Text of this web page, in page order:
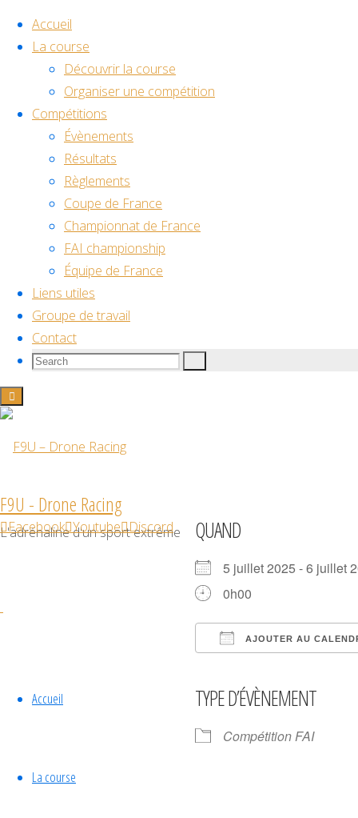
content
Accueil
La course
Découvrir la course
Organiser une compétition
Compétitions
Évènements
Résultats
Règlements
Coupe de France
Championnat de France
FAI championship
Équipe de France
Liens utiles
Groupe de travail
Contact
Search
Search
F9U - Drone Racing
L'adrénaline d'un sport extrême
Facebook Youtube Discord
Accueil
La course
Paris
Racing
QUAND
5 juillet 2025 - 6
0h00
AJOUTER AU
TYPE D’ÉVÈNEMENT
Compétition FAI
Facebook Youtube
©2024 Drone Racing